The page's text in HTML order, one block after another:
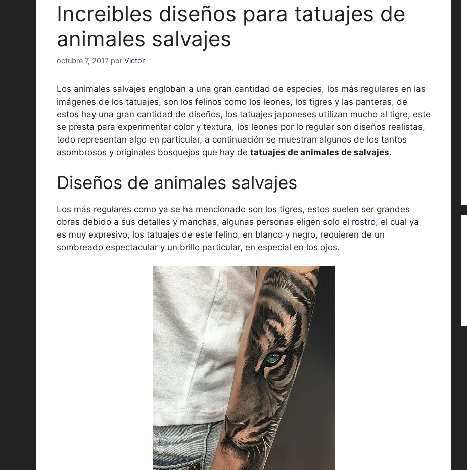
Increibles diseños para tatuajes de
animales salvajes
octubre 7, 2017 por Victor
Los animales salvajes engloban a una gran cantidad de especies, los más regulares en las
imágenes de los tatuajes, son los felinos como los leones, los tigres y las panteras, de
estos hay una gran cantidad de diseños, los tatuajes japoneses utilizan mucho al tigre, este
se presta para experimentar color y textura, los leones por lo regular son diseños realistas,
todo representan algo en particular, a continuación se muestran algunos de los tantos
asombrosos y originales bosquejos que hay de tatuajes de animales de salvajes.
Diseños de animales salvajes
Los más regulares como ya se ha mencionado son los tigres, estos suelen ser grandes
obras debido a sus detalles y manchas, algunas personas eligen solo el rostro, el cual ya
es muy expresivo, los tatuajes de este felino, en blanco y negro, requieren de un
sombreado espectacular y un brillo particular, en especial en los ojos.